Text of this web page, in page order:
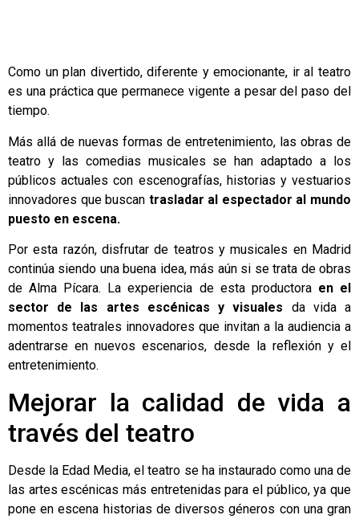
Como un plan divertido, diferente y emocionante, ir al teatro
es una práctica que permanece vigente a pesar del paso del
tiempo.
Más allá de nuevas formas de entretenimiento, las obras de
teatro y las comedias musicales se han adaptado a los
públicos actuales con escenografías, historias y vestuarios
innovadores que buscan trasladar al espectador al mundo
puesto en escena.
Por esta razón, disfrutar de teatros y musicales en Madrid
continúa siendo una buena idea, más aún si se trata de obras
deAlma Pícara. La experiencia de esta productora en el
sector de las artes escénicas y visuales da vida a
momentos teatrales innovadores que invitan a la audiencia a
adentrarse en nuevos escenarios, desde la reflexión y el
entretenimiento.
Mejorar la calidad de vida a
través del teatro
Desde la Edad Media, el teatro se ha instaurado como una de
las artes escénicas más entretenidas para el público, ya que
pone en escena historias de diversos géneros con una gran